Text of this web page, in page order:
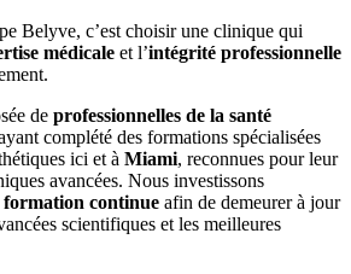
Belyve, c’est choisir une clinique qui
médicale et l’intégrité professionnelle
de professionnelles de la santé
complété des formations spécialisées
ici et à Miami, reconnues pour leur
avancées. Nous investissons
formation continue afin de demeurer à jour
scientifiques et les meilleures